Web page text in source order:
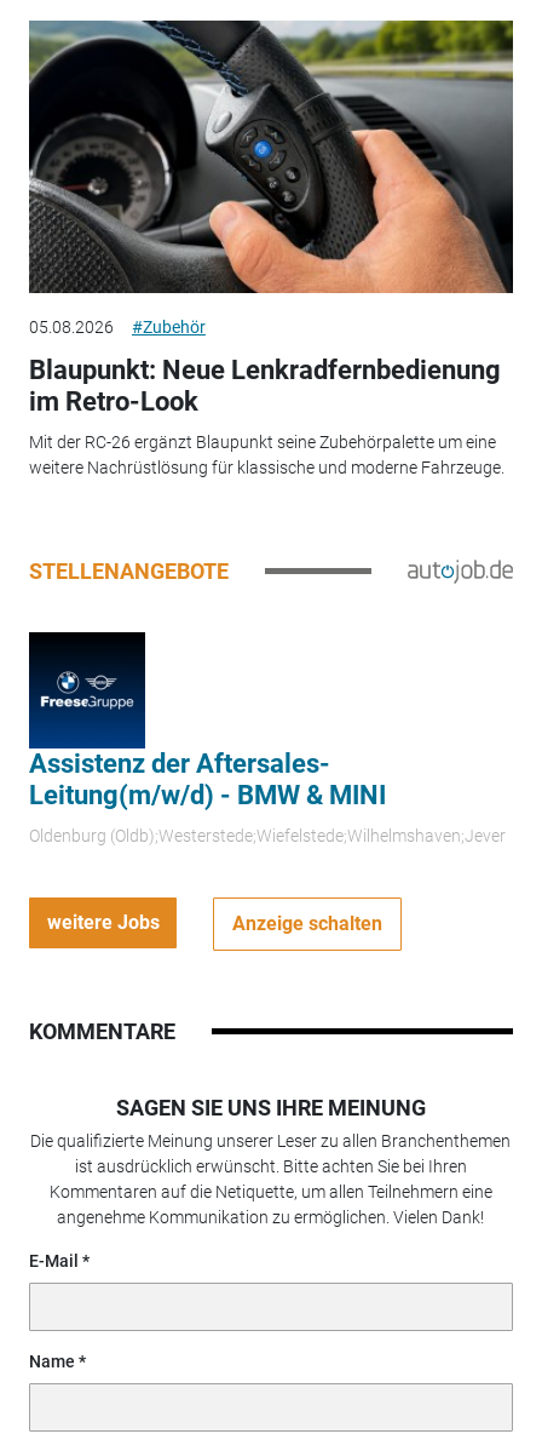
05.08.2026 #Zubehör
Blaupunkt: Neue Lenkradfernbedienung
im Retro-Look
Mit der RC-26 ergänzt Blaupunkt seine Zubehörpalette um eine
weitere Nachrüstlösung für klassische und moderne Fahrzeuge.
STELLENANGEBOTE
Assistenz der Aftersales-
Leitung(m/w/d) - BMW & MINI
Oldenburg (Oldb);Westerstede;Wiefelstede;Wilhelmshaven;Jever
weitere Jobs Anzeige schalten
KOMMENTARE
SAGEN SIE UNS IHRE MEINUNG
Die qualifizierte Meinung unserer Leser zu allen Branchenthemen
ist ausdrücklich erwünscht. Bitte achten Sie bei Ihren
Kommentaren auf die Netiquette, um allen Teilnehmern eine
angenehme Kommunikation zu ermöglichen. Vielen Dank!
E-Mail
Name